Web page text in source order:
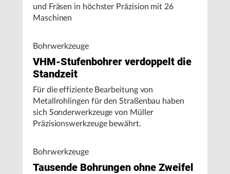
und Fräsen in höchster Präzision mit 26
Maschinen
Bohrwerkzeuge
VHM-Stufenbohrer verdoppelt die
Standzeit
Für die effiziente Bearbeitung von
Metallrohlingen für den Straßenbau haben
sich Sonderwerkzeuge von Müller
Präzisionswerkzeuge bewährt.
Bohrwerkzeuge
Tausende Bohrungen ohne Zweifel